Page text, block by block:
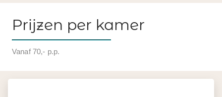
Prijzen per kamer
Vanaf 70,- p.p.